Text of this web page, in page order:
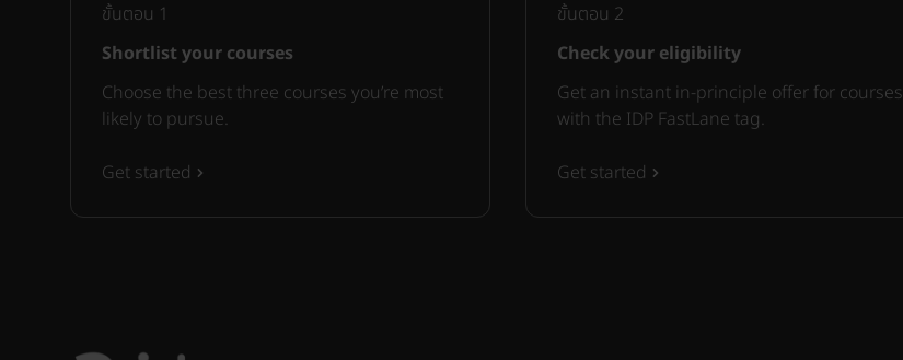
ขั้นตอน 1
Shortlist your courses
Choose the best three courses you’re most
likely to pursue.
Get started
ขั้นตอน 2
Check your eligibility
Get an instant in-principle offer for courses
with the IDP FastLane tag.
Get started